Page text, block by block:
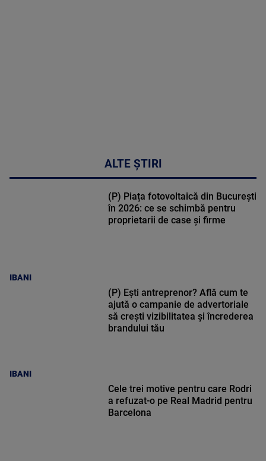
ALTE ȘTIRI
IBANI
(P) Piața fotovoltaică din București
în 2026: ce se schimbă pentru
proprietarii de case și firme
IBANI
(P) Ești antreprenor? Află cum te
ajută o campanie de advertoriale
să crești vizibilitatea și încrederea
brandului tău
Cele trei motive pentru care Rodri
a refuzat-o pe Real Madrid pentru
Barcelona